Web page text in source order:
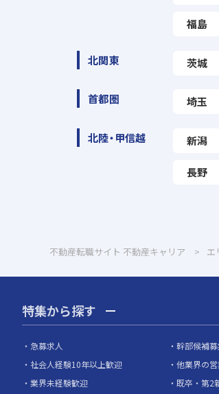
福島
北関東 茨城
首都圏 埼玉
北陸・甲信越 新潟
長野
不動産転職サイト 不動産キャリア エ
特集から探す
急募求人 幹部候補募
社会人経験10年以上歓迎
他業界の
業界未経験歓迎
既卒・第2